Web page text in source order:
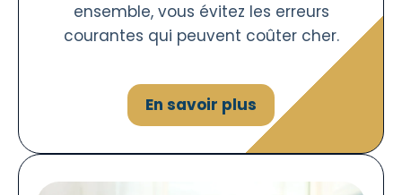
ensemble, vous évitez les erreurs
courantes qui peuvent coûter cher.
En savoir plus